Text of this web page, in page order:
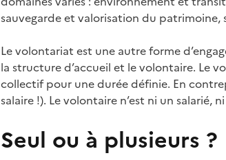
sauvegarde et valorisation du patrimoine,
Le volontariat est une autre forme
la structure d’accueil et le volontaire. Le
collectif pour une durée définie. En
salaire !). Le volontaire n’est ni un salarié,
Seul ou à plusieurs ?